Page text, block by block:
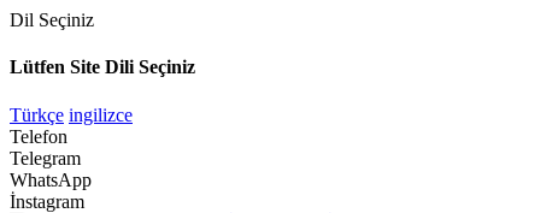
Dil Seçiniz
Lütfen Site Dili Seçiniz
Türkçe ingilizce
Telefon
Telegram
WhatsApp
İnstagram